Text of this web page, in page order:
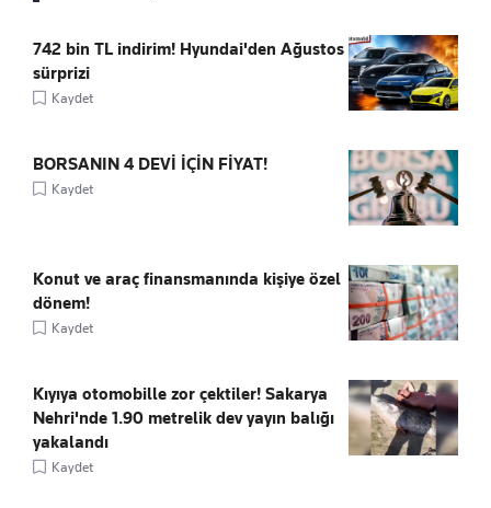
742 bin TL indirim! Hyundai'den Ağustos
sürprizi
Kaydet
BORSANIN 4 DEVİ İÇİN FİYAT!
Kaydet
Konut ve araç finansmanında kişiye özel
dönem!
Kaydet
Kıyıya otomobille zor çektiler! Sakarya
Nehri'nde 1.90 metrelik dev yayın balığı
yakalandı
Kaydet